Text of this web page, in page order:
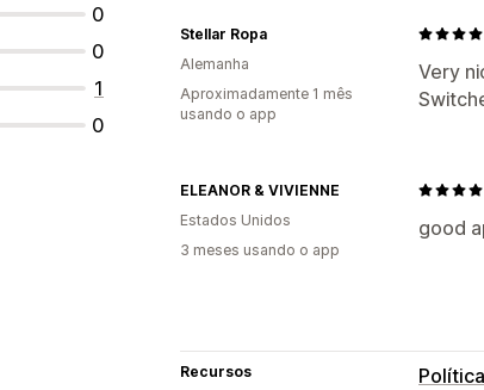
0
0
1
0
Very
Stellar Ropa
Alemanha
Aproximadamente 1 mês
usando o app
good
ELEANOR & VIVIENNE
Estados Unidos
3 meses usando o app
Recursos